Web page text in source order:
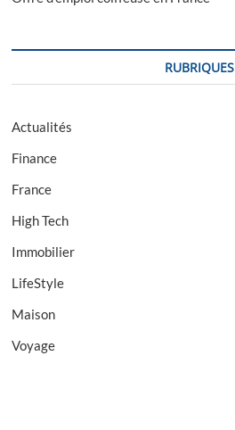
RUBRIQUES
Actualités
Finance
France
High Tech
Immobilier
LifeStyle
Maison
Voyage